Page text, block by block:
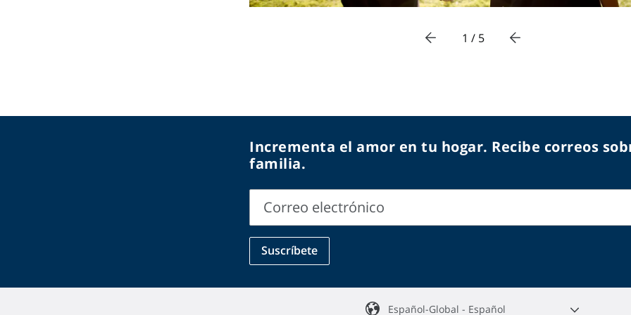
1 / 5
Incrementa el amor en tu hogar. Recibe correos
familia.
Correo electrónico
Correo
electrónico
Suscríbete
Español-Global - Español